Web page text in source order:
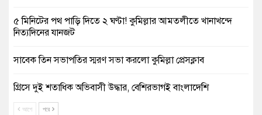
৫ মিনিটের পথ পাড়ি দিতে ২ ঘণ্টা! কুমিল্লার আমতলীতে খানাখন্দে
নিত্যদিনের যানজট
সাবেক তিন সভাপতির স্মরণ সভা করলো কুমিল্লা প্রেসক্লাব
গ্রিসে দুই শতাধিক অভিবাসী উদ্ধার, বেশিরভাগই বাংলাদেশি
আগে পরে